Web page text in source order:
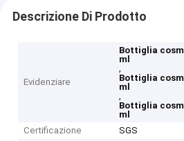
Descrizione Di Prodotto
Evidenziare
Bottiglia
ml
,
Bottiglia
ml
,
Bottiglia
ml
Certificazione
SGS